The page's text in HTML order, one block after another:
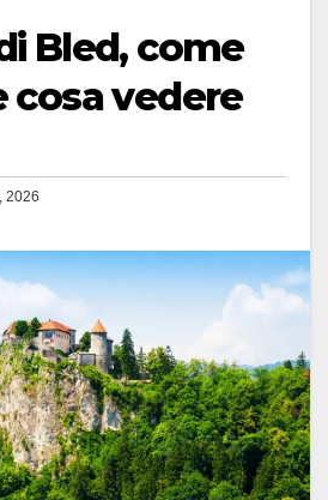
Bled, come
cosa vedere
2026